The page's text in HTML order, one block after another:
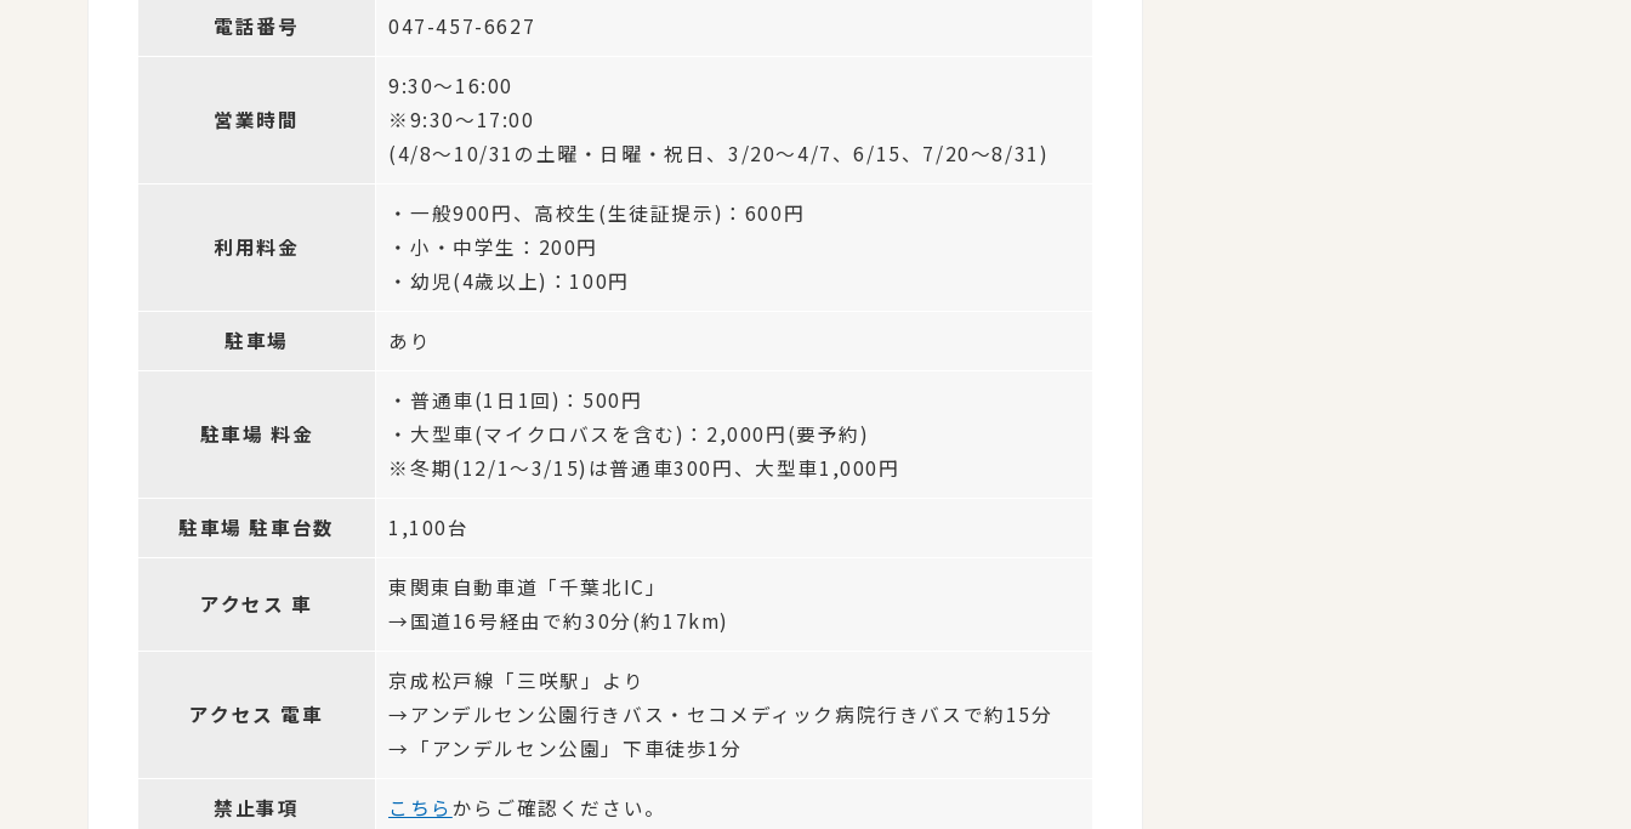
電話番号 047-457-6627
営業時間
9:30～16:00
※9:30～17:00
(4/8～10/31の土曜・日曜・祝日、3/20～4/7、6/15、7/20～8/31)
利用料金
・一般900円、高校生(生徒証提示)：600円
・小・中学生：200円
・幼児(4歳以上)：100円
駐車場 あり
駐車場 料金
・普通車(1日1回)：500円
・大型車(マイクロバスを含む)：2,000円(要予約)
※冬期(12/1～3/15)は普通車300円、大型車1,000円
駐車場 駐車台数 1,100台
アクセス 車
東関東自動車道「千葉北IC」
→国道16号経由で約30分(約17km)
アクセス 電車
京成松戸線「三咲駅」より
→アンデルセン公園行きバス・セコメディック病院行きバスで約15分
→「アンデルセン公園」下車徒歩1分
禁止事項 こちら からご確認ください。